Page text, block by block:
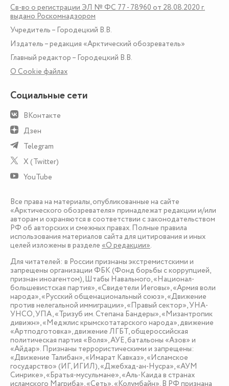
Св-во о регистрации ЭЛ № ФС 77 - 78960 от 28.08.2020 г.
выдано Роскомнадзором
Учредитель – Городецкий В.В.
Издатель – редакция «Арктический обозреватель»
Главный редактор – Городецкий В.В.
О Сookie файлах
Социальные сети
ВКонтакте
Дзен
Telegram
X (Twitter)
YouTube
Все права на материалы, опубликованные на сайте
«Арктического обозревателя» принадлежат редакции и/или
авторам и охраняются в соответствии с законодательством
РФ об авторских и смежных правах. Полные правила
использования материалов сайта для цитирования и иных
целей изложены в разделе «О редакции».
Для читателей: в России признаны экстремистскими и
запрещены организации ФБК (Фонд борьбы с коррупцией,
признан иноагентом), Штабы Навального, «Национал-
большевистская партия», «Свидетели Иеговы», «Армия воли
народа», «Русский общенациональный союз», «Движение
против нелегальной иммиграции», «Правый сектор», УНА-
УНСО, УПА, «Тризуб им. Степана Бандеры», «Мизантропик
дивижн», «Меджлис крымскотатарского народа», движение
«Артподготовка», движение ЛГБТ, общероссийская
политическая партия «Воля», АУЕ, батальоны «Азов» и
«Айдар». Признаны террористическими и запрещены:
«Движение Талибан», «Имарат Кавказ», «Исламское
государство» (ИГ, ИГИЛ), «Джебхад-ан-Нусра», «АУМ
Синрике», «Братья-мусульмане», «Аль-Каида в странах
исламского Магриба», «Сеть», «Колумбайн». В РФ признана